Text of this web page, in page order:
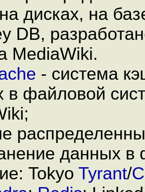
дисках, на
DB,
MediaWiki.
- система
в файловой
данных в
Tokyo Tyrant/